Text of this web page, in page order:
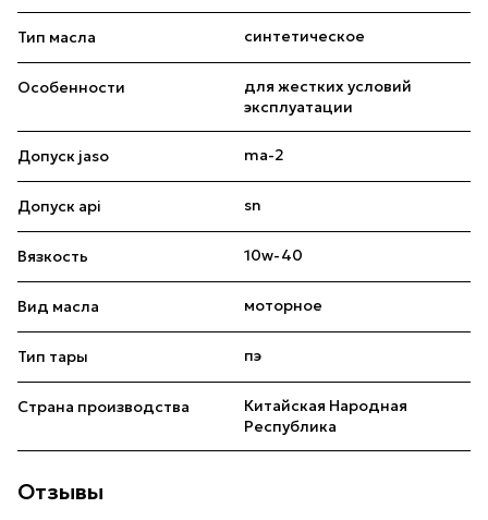
Тип масла синтетическое
Особенности
для жестких условий
эксплуатации
Допуск jaso ma-2
Допуск api sn
Вязкость 10w-40
Вид масла моторное
Тип тары пэ
Страна производства
Китайская Народная
Республика
Отзывы